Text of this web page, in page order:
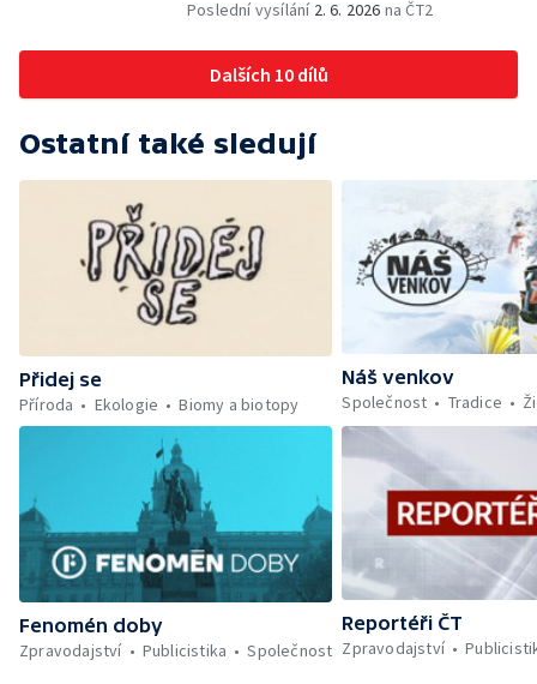
nebezpečných odpadů, okolní obce se
zkušenosti s dosavadním provozem i kauza
rekultivace odkališť v Mydlovarech.
Poslední vysílání 2. 6. 2026 na ČT2
Dalších 10 dílů
Ostatní také sledují
Přidej se
Příroda
Ekologie Biomy a biotopy
Náš venkov
Společnost
Tradice
Fenomén doby
Zpravodajství
Publicistika Společnost
Reportéři ČT
Zpravodajství